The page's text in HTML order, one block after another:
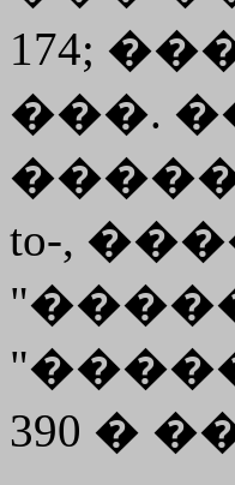
174;
���. ��
to-,
390 �